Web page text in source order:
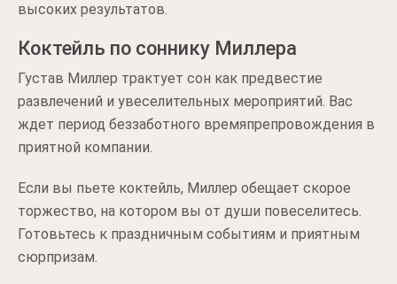
высоких результатов.
Коктейль по соннику Миллера
Густав Миллер трактует сон как предвестие
развлечений и увеселительных мероприятий. Вас
ждет период беззаботного времяпрепровождения в
приятной компании.
Если вы пьете коктейль, Миллер обещает скорое
торжество, на котором вы от души повеселитесь.
Готовьтесь к праздничным событиям и приятным
сюрпризам.